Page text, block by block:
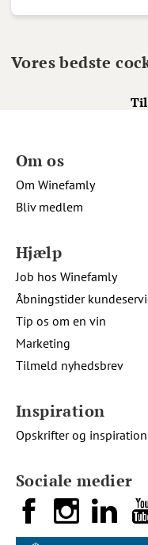
Vores bedste
Sociale medier
Om os
Om Winefamly
Bliv medlem
Hjælp
Job hos Winefamly
Åbningstider
Tip os om en vin
Marketing
Tilmeld nyhedsbrev
Inspiration
Opskrifter og inspiration